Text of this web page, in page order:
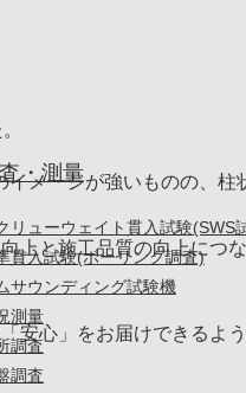
・測量
リューウェイト貫入試験(SWS
貫入試験(ボーリング調査)
サウンディング試験機
測量
調査
調査
メージが強いものの、柱
上と施工品質の向上につ
安心」をお届けできるよ